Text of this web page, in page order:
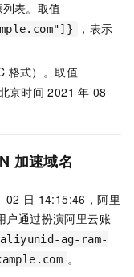
列表。取值
，表示
格式）。取值
京时间 2021 年 08
加速域名
02 日 14:15:46，阿里
户通过扮演阿里云账
aliyunid-ag-ram-
。